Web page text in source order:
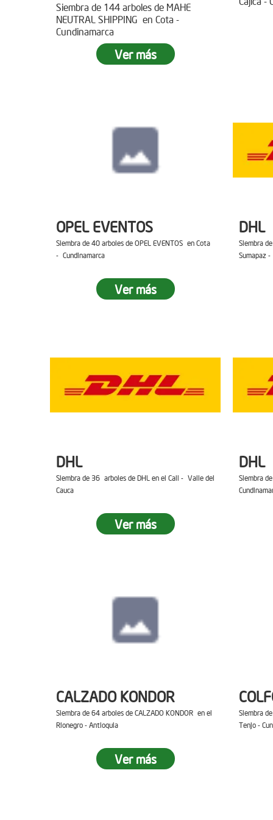
Siembra de 144 arboles de MAHE
NEUTRAL SHIPPING en Cota -
Cundinamarca
Ver más
OPEL EVENTOS
Siembra de 40 arboles de OPEL EVENTOS en Cota
- Cundinamarca
Ver más
DHL
Siembra
Sumapaz
DHL
Siembra de 36 arboles de DHL en el Cali - Valle del
Cauca
Ver más
DHL
Siembra
CALZADO KONDOR
Siembra de 64 arboles de CALZADO KONDOR en el
Rionegro - Antioquia
Ver más
Siembra
Tenjo -